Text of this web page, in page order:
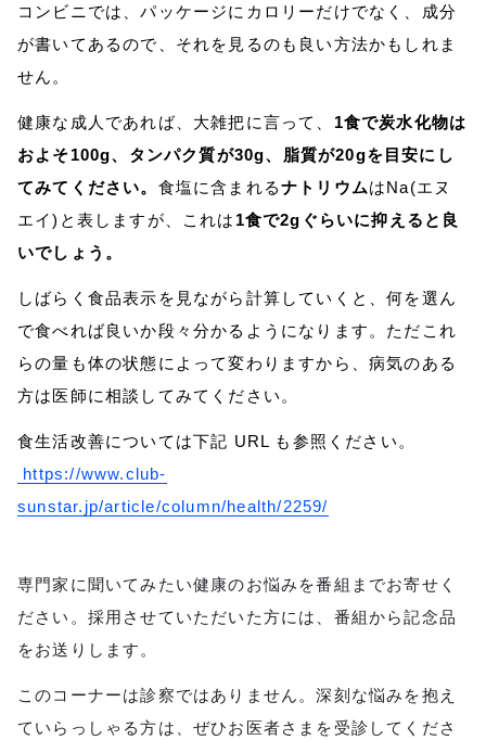
コンビニでは、パッケージにカロリーだけでなく、成分
が書いてあるので、それを見るのも良い方法かもしれま
せん。
健康な成人であれば、大雑把に言って、 1食で炭水化物は
およそ100g、タンパク質が30g、脂質が20gを目安にし
てみてください。 食塩に含まれるナトリウムはNa(エヌ
エイ)と表しますが、これは 1食で2gぐらいに抑えると良
いでしょう。
しばらく食品表示を見ながら計算していくと、何を選ん
で食べれば良いか段々分かるようになります。ただこれ
らの量も体の状態によって変わりますから、病気のある
方は医師に相談してみてください。
食生活改善については下記 URL も参照ください。
https://www.club-
sunstar.jp/article/column/health/2259/
専門家に聞いてみたい健康のお悩みを番組までお寄せく
ださい。採用させていただいた方には、番組から記念品
をお送りします。
このコーナーは診察ではありません。深刻な悩みを抱え
ていらっしゃる方は、ぜひお医者さまを受診してくださ